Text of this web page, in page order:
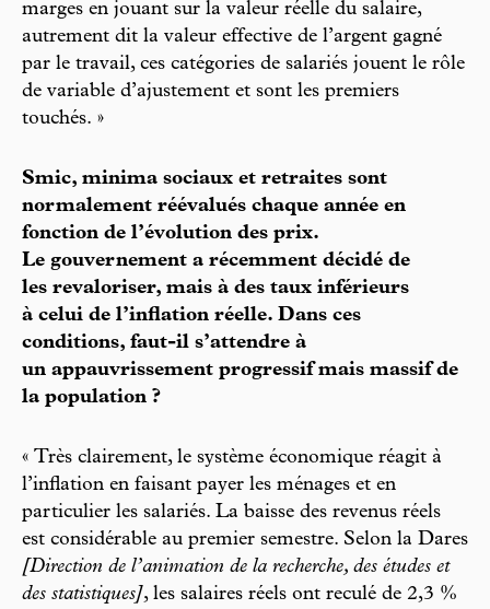
marges en jouant sur la valeur réelle du salaire,
autrement dit la valeur effective de l’argent gagné
par le travail, ces catégories de salariés jouent le rôle
de variable d’ajustement et sont les premiers
touchés. »
Smic, minima sociaux et retraites sont
normalement réévalués chaque année en
fonction de l’évolution des prix.
Le gouvernement a récemment décidé de
les revaloriser, mais à des taux inférieurs
à celui de l’inflation réelle. Dans ces
conditions, faut-il s’attendre à
un appauvrissement progressif mais massif de
la population ?
« Très clairement, le système économique réagit à
l’inflation en faisant payer les ménages et en
particulier les salariés. La baisse des revenus réels
est considérable au premier semestre. Selon la Dares
[Direction de l’animation de la recherche, des études et
des statistiques], les salaires réels ont reculé de 2,3 %